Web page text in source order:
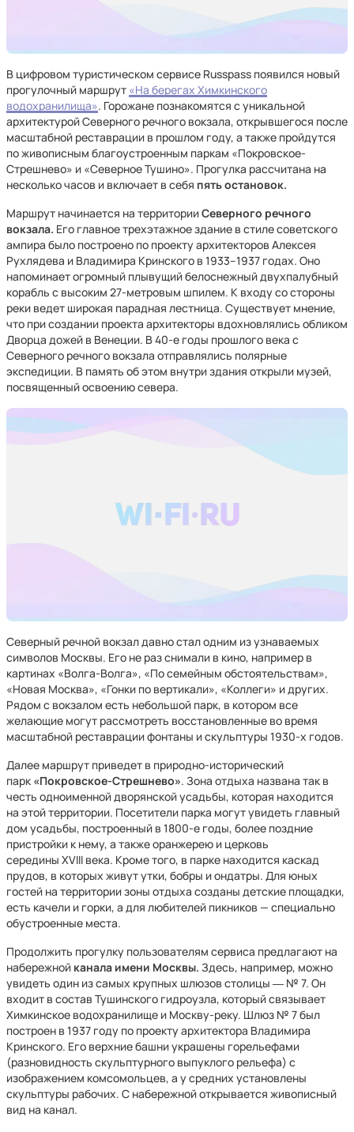
В цифровом туристическом сервисе Russpass появился новый
прогулочный маршрут «На берегах Химкинского
водохранилища». Горожане познакомятся с уникальной
архитектурой Северного речного вокзала, открывшегося после
масштабной реставрации в прошлом году, а также пройдутся
по живописным благоустроенным паркам «Покровское-
Стрешнево» и «Северное Тушино». Прогулка рассчитана на
несколько часов и включает в себя пять остановок.
Маршрут начинается на территорииСеверного речного
вокзала. Его главное трехэтажное здание в стиле советского
ампира было построено по проекту архитекторов Алексея
Рухлядева и Владимира Кринского в 1933–1937 годах. Оно
напоминает огромный плывущий белоснежный двухпалубный
корабль с высоким 27-метровым шпилем. К входу со стороны
реки ведет широкая парадная лестница. Существует мнение,
что при создании проекта архитекторы вдохновлялись обликом
Дворца дожей в Венеции. В 40-е годы прошлого века с
Северного речного вокзала отправлялись полярные
экспедиции. В память об этом внутри здания открыли музей,
посвященный освоению севера.
Северный речной вокзал давно стал одним из узнаваемых
символов Москвы. Его не раз снимали в кино, например в
картинах «Волга-Волга», «По семейным обстоятельствам»,
«Новая Москва», «Гонки по вертикали», «Коллеги» и других.
Рядом с вокзалом есть небольшой парк, в котором все
желающие могут рассмотреть восстановленные во время
масштабной реставрации фонтаны и скульптуры 1930-х годов.
Далее маршрут приведет в природно-исторический
парк «Покровское-Стрешнево». Зона отдыха названа так в
честь одноименной дворянской усадьбы, которая находится
на этой территории. Посетители парка могут увидеть главный
дом усадьбы, построенный в 1800-е годы, более поздние
пристройки к нему, а также оранжерею и церковь
середины XVIII века. Кроме того, в парке находится каскад
прудов, в которых живут утки, бобры и ондатры. Для юных
гостей на территории зоны отдыха созданы детские площадки,
есть качели и горки, а для любителей пикников — специально
обустроенные места.
Продолжить прогулку пользователям сервиса предлагают на
набережной канала имени Москвы. Здесь, например, можно
увидеть один из самых крупных шлюзов столицы ― № 7. Он
входит в состав Тушинского гидроузла, который связывает
Химкинское водохранилище и Москву-реку. Шлюз № 7 был
построен в 1937 году по проекту архитектора Владимира
Кринского. Его верхние башни украшены горельефами
(разновидность скульптурного выпуклого рельефа) с
изображением комсомольцев, а у средних установлены
скульптуры рабочих. С набережной открывается живописный
вид на канал.